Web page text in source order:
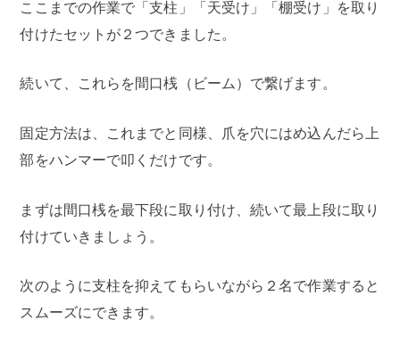
ここまでの作業で「支柱」「天受け」「棚受け」を取り
付けたセットが２つできました。
続いて、これらを間口桟（ビーム）で繋げます。
固定方法は、これまでと同様、爪を穴にはめ込んだら上
部をハンマーで叩くだけです。
まずは間口桟を最下段に取り付け、続いて最上段に取り
付けていきましょう。
次のように支柱を抑えてもらいながら２名で作業すると
スムーズにできます。